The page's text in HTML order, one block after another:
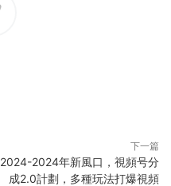
下一篇
2024-2024年新風口，視頻号分
成2.0計劃，多種玩法打爆視頻